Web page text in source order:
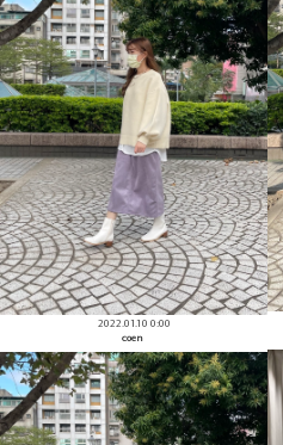
2022.01.10 0:00
coen